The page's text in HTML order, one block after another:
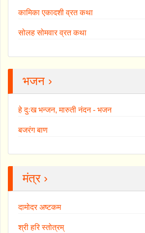
कामिका एकादशी व्रत कथा
सोलह सोमवार व्रत कथा
भजन ›
हे दुःख भन्जन, मारुती नंदन - भजन
बजरंग बाण
मंत्र ›
दामोदर अष्टकम
श्री हरि स्तोत्रम्